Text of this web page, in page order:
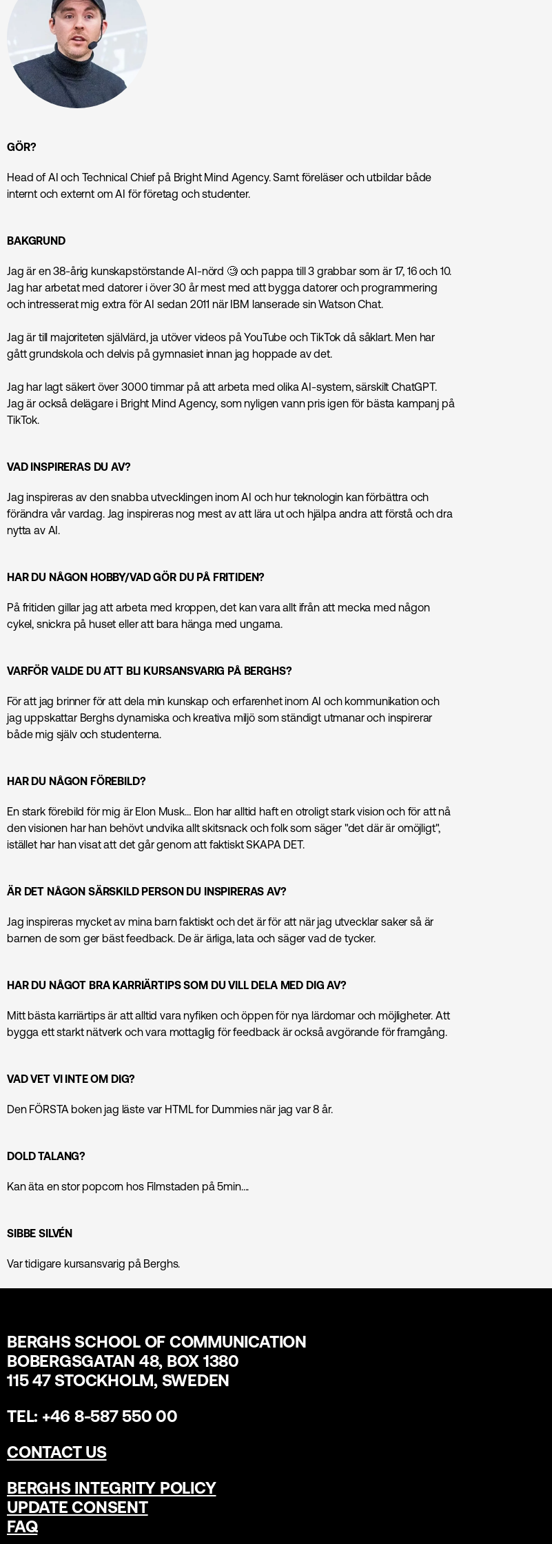
GÖR?
Head of AI och Technical Chief på Bright Mind Agency. Samt föreläser och utbildar både
internt och externt om AI för företag och studenter.
BAKGRUND
Jag är en 38-årig kunskapstörstande AI-nörd 🧐 och pappa till 3 grabbar som är 17, 16 och 10.
Jag har arbetat med datorer i över 30 år mest med att bygga datorer och programmering
och intresserat mig extra för AI sedan 2011 när IBM lanserade sin Watson Chat.
Jag är till majoriteten självlärd, ja utöver videos på YouTube och TikTok då såklart. Men har
gått grundskola och delvis på gymnasiet innan jag hoppade av det.
Jag har lagt säkert över 3000 timmar på att arbeta med olika AI-system, särskilt ChatGPT.
Jag är också delägare i Bright Mind Agency, som nyligen vann pris igen för bästa kampanj på
TikTok.
VAD INSPIRERAS DU AV?
Jag inspireras av den snabba utvecklingen inom AI och hur teknologin kan förbättra och
förändra vår vardag. Jag inspireras nog mest av att lära ut och hjälpa andra att förstå och dra
nytta av AI.
HAR DU NÅGON HOBBY/VAD GÖR DU PÅ FRITIDEN?
På fritiden gillar jag att arbeta med kroppen, det kan vara allt ifrån att mecka med någon
cykel, snickra på huset eller att bara hänga med ungarna.
VARFÖR VALDE DU ATT BLI KURSANSVARIG PÅ BERGHS?
För att jag brinner för att dela min kunskap och erfarenhet inom AI och kommunikation och
jag uppskattar Berghs dynamiska och kreativa miljö som ständigt utmanar och inspirerar
både mig själv och studenterna​.
HAR DU NÅGON FÖREBILD?
En stark förebild för mig är Elon Musk… Elon har alltid haft en otroligt stark vision och för att nå
den visionen har han behövt undvika allt skitsnack och folk som säger "det där är omöjligt",
istället har han visat att det går genom att faktiskt SKAPA DET.
ÄR DET NÅGON SÄRSKILD PERSON DU INSPIRERAS AV?
Jag inspireras mycket av mina barn faktiskt och det är för att när jag utvecklar saker så är
barnen de som ger bäst feedback. De är ärliga, lata och säger vad de tycker.
HAR DU NÅGOT BRA KARRIÄRTIPS SOM DU VILL DELA MED DIG AV?
Mitt bästa karriärtips är att alltid vara nyfiken och öppen för nya lärdomar och möjligheter. Att
bygga ett starkt nätverk och vara mottaglig för feedback är också avgörande för framgång.
VAD VET VI INTE OM DIG?
Den FÖRSTA boken jag läste var HTML for Dummies när jag var 8 år.
DOLD TALANG?
Kan äta en stor popcorn hos Filmstaden på 5min….
SIBBE SILVÉN
Var tidigare kursansvarig på Berghs.
BERGHS SCHOOL OF COMMUNICATION
BOBERGSGATAN 48, BOX 1380
115 47 STOCKHOLM, SWEDEN
TEL: +46 8-587 550 00
CONTACT US
BERGHS INTEGRITY POLICY
UPDATE CONSENT
FAQ